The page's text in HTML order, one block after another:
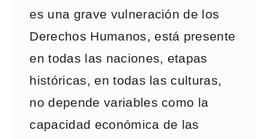
es una grave vulneración de los
Derechos Humanos, está presente
en todas las naciones, etapas
históricas, en todas las culturas,
no depende variables como la
capacidad económica de las